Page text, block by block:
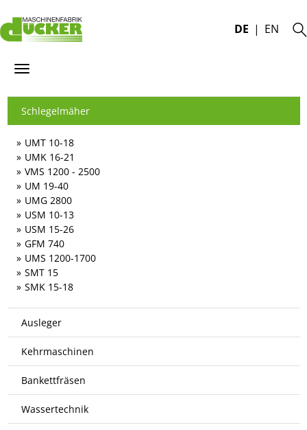
DE EN
Schlegelmäher
UMT 10-18
UMK 16-21
VMS 1200 - 2500
UM 19-40
UMG 2800
USM 10-13
USM 15-26
GFM 740
UMS 1200-1700
SMT 15
SMK 15-18
Ausleger
Kehrmaschinen
Bankettfräsen
Wassertechnik